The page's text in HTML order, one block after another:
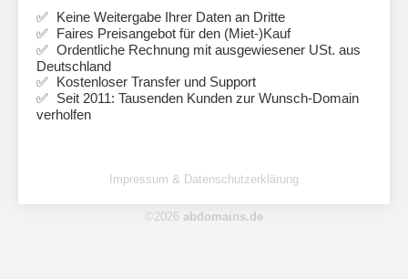
Keine Weitergabe Ihrer Daten an Dritte
Faires Preisangebot für den (Miet-)Kauf
Ordentliche Rechnung mit ausgewiesener USt. aus
Deutschland
Kostenloser Transfer und Support
Seit 2011: Tausenden Kunden zur Wunsch-Domain
verholfen
Impressum & Datenschutzerklärung
©2026 abdomains.de